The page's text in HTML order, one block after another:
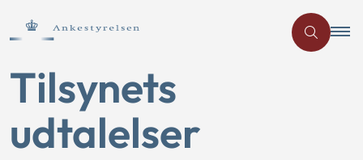
Tilsynets
udtalelser